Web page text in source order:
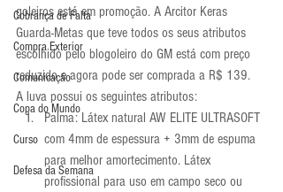
Cobrança de Falta
Compra Exterior
Comunicação
Copa do Mundo
Curso
Defesa da Semana
goleiros está em promoção. A Arcitor Keras
Guarda-Metas que teve todos os seus atributos
escolhido pelo blogoleiro do GM está com preço
reduzido e agora pode ser comprada a R$ 139.
A luva possui os seguintes atributos:
Palma: Látex natural AW ELITE ULTRASOFT
com 4mm de espessura + 3mm de espuma
para melhor amortecimento. Látex
profissional para uso em campo seco ou